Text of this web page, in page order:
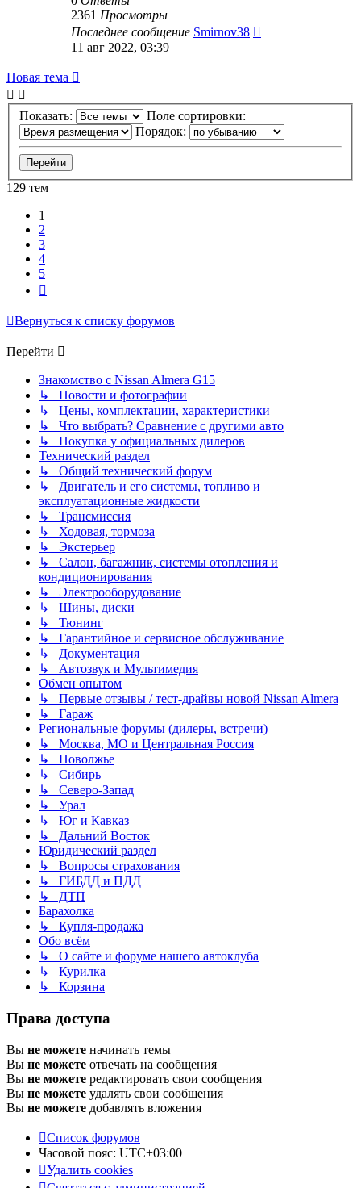
2361 Просмотры
Последнее сообщение Smirnov38
11 авг 2022, 03:39
Новая тема
Показать:
Поле сортировки:
Порядок:
129 тем
1
2
3
4
5
Вернуться к списку форумов
Перейти
Знакомство с Nissan Almera G15
↳ Новости и фотографии
↳ Цены, комплектации, характеристики
↳ Что выбрать? Сравнение с другими авто
↳ Покупка у официальных дилеров
Технический раздел
↳ Общий технический форум
↳ Двигатель и его системы, топливо и
эксплуатационные жидкости
↳ Трансмиссия
↳ Ходовая, тормоза
↳ Экстерьер
↳ Салон, багажник, системы отопления и
кондиционирования
↳ Электрооборудование
↳ Шины, диски
↳ Тюнинг
↳ Гарантийное и сервисное обслуживание
↳ Документация
↳ Автозвук и Мультимедия
Обмен опытом
↳ Первые отзывы / тест-драйвы новой Nissan Almera
↳ Гараж
Региональные форумы (дилеры, встречи)
↳ Москва, МО и Центральная Россия
↳ Поволжье
↳ Сибирь
↳ Северо-Запад
↳ Урал
↳ Юг и Кавказ
↳ Дальний Восток
Юридический раздел
↳ Вопросы страхования
↳ ГИБДД и ПДД
↳ ДТП
Барахолка
↳ Купля-продажа
Обо всём
↳ О сайте и форуме нашего автоклуба
↳ Курилка
↳ Корзина
Права доступа
Вы не можете начинать темы
Вы не можете отвечать на сообщения
Вы не можете редактировать свои сообщения
Вы не можете удалять свои сообщения
Вы не можете добавлять вложения
Список форумов
Часовой пояс: UTC+03:00
Удалить cookies